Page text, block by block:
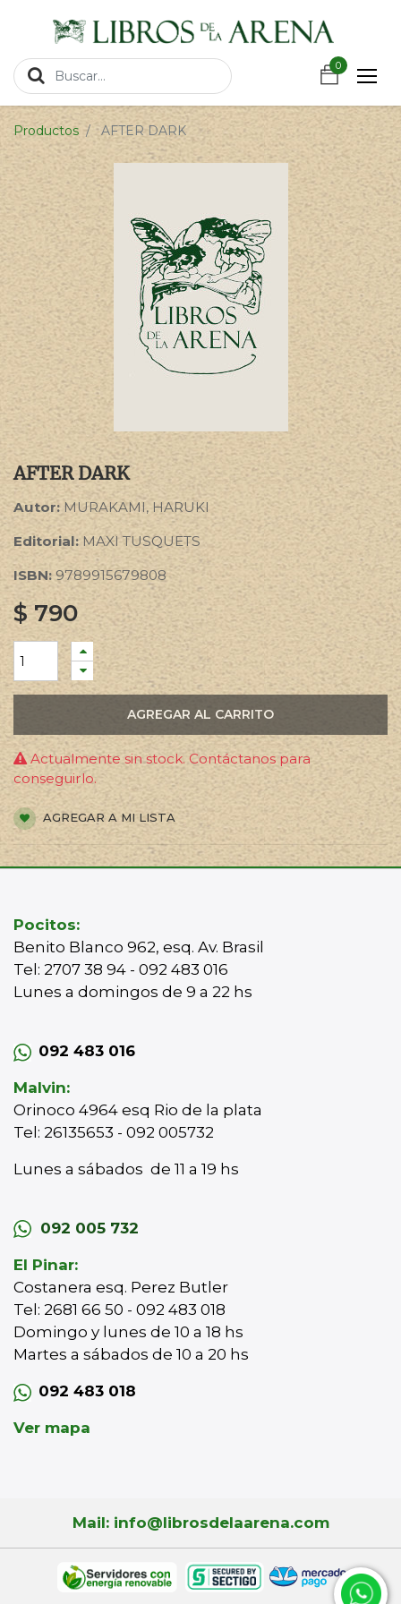
0
0
Productos AFTER DARK
AFTER DARK
Autor: MURAKAMI, HARUKI
Editorial: MAXI TUSQUETS
ISBN: 9789915679808
$790
AGREGAR AL CARRITO
Actualmente sin stock. Contáctanos para
conseguirlo.
AGREGAR A MI LISTA
Pocitos:
Benito Blanco 962, esq. Av. Brasil
Tel: 2707 38 94 - 092 483 016
Lunes a domingos de 9 a 22 hs
092 483 016
Malvin:
Orinoco 4964 esq Rio de la plata
Tel: 26135653 - 092 005732
Lunes a sábados de 11 a 19 hs
092 005 732
El Pinar:
Costanera esq. Perez Butler
Tel: 2681 66 50 - 092 483 018
Domingo y lunes de 10 a 18 hs
Martes a sábados de 10 a 20 hs
092 483 018
Ver mapa
Mail: info@librosdelaarena.com